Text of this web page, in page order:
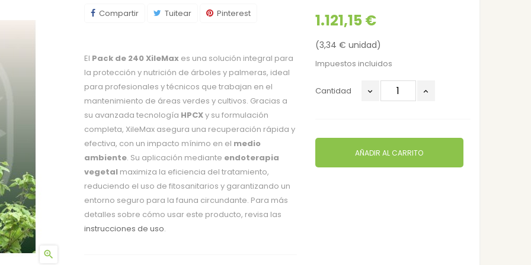

1.121,15 €
(3,34 € unidad)
Impuestos incluidos
Cantidad
AÑADIR AL CARRITO
Compartir Tuitear Pinterest
El Pack de 240 XileMaxes una solución integral para
la protección y nutrición de árboles y palmeras, ideal
para profesionales y técnicos que trabajan en el
mantenimiento de áreas verdes y cultivos. Gracias a
su avanzada tecnología HPCXy su formulación
completa, XileMax asegura una recuperación rápida y
efectiva, con un impacto mínimo en el medio
ambiente. Su aplicación mediante endoterapia
vegetalmaximiza la eficiencia del tratamiento,
reduciendo el uso de fitosanitarios y garantizando un
entorno seguro para la fauna circundante. Para más
detalles sobre cómo usar este producto, revisa las
instrucciones de uso.